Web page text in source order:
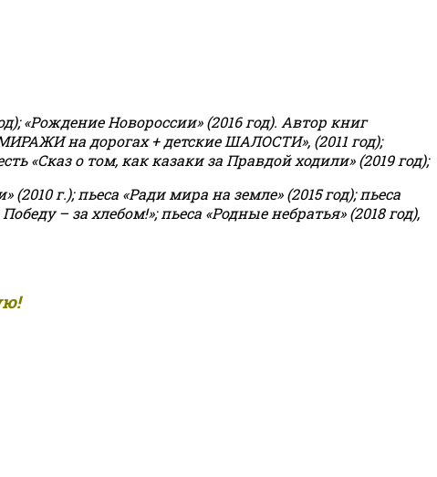
«Рождение Новороссии» (2016 год). Автор книг
на дорогах + детские ШАЛОСТИ», (2011 год);
«Сказ о том, как казаки за Правдой ходили» (2019 год);
г.); пьеса «Ради мира на земле» (2015 год); пьеса
– за хлебом!»;пьеса «Родные небратья» (2018 год),